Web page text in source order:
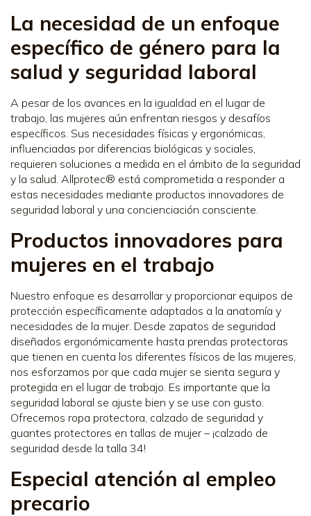
La necesidad de un enfoque
específico de género para la
salud y seguridad laboral
A pesar de los avances en la igualdad en el lugar de
trabajo, las mujeres aún enfrentan riesgos y desafíos
específicos. Sus necesidades físicas y ergonómicas,
influenciadas por diferencias biológicas y sociales,
requieren soluciones a medida en el ámbito de la seguridad
y la salud. Allprotec® está comprometida a responder a
estas necesidades mediante productos innovadores de
seguridad laboral y una concienciación consciente.
Productos innovadores para
mujeres en el trabajo
Nuestro enfoque es desarrollar y proporcionar equipos de
protección específicamente adaptados a la anatomía y
necesidades de la mujer. Desde zapatos de seguridad
diseñados ergonómicamente hasta prendas protectoras
que tienen en cuenta los diferentes físicos de las mujeres,
nos esforzamos por que cada mujer se sienta segura y
protegida en el lugar de trabajo. Es importante que la
seguridad laboral se ajuste bien y se use con gusto.
Ofrecemos ropa protectora, calzado de seguridad y
guantes protectores en tallas de mujer – ¡calzado de
seguridad desde la talla 34!
Especial atención al empleo
precario